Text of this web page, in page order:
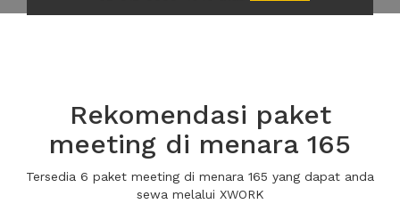
Rekomendasi paket
meeting di menara 165
Tersedia 6 paket meeting di menara 165 yang dapat anda
sewa melalui XWORK